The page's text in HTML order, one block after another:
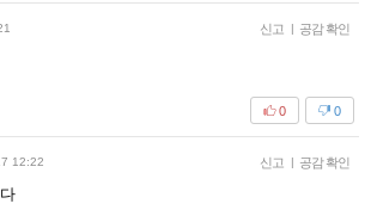
신고 | 공감 확인
0
0
12:22 신고 | 공감 확인